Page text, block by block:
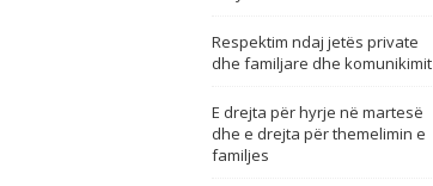
Respektim ndaj jetës private
dhe familjare dhe komunikimit
E drejta për hyrje në martesë
dhe e drejta për themelimin e
familjes